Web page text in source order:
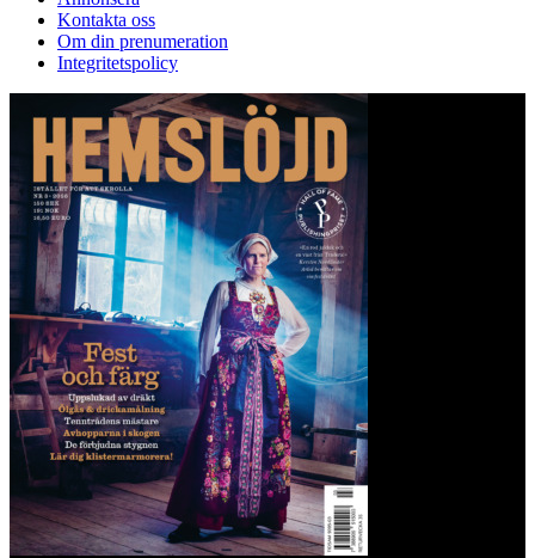
Kontakta oss
Om din prenumeration
Integritetspolicy